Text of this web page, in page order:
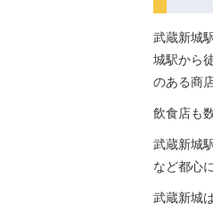
武蔵新城
城駅から
のある商
飲食店も
武蔵新城
など都心
武蔵新城